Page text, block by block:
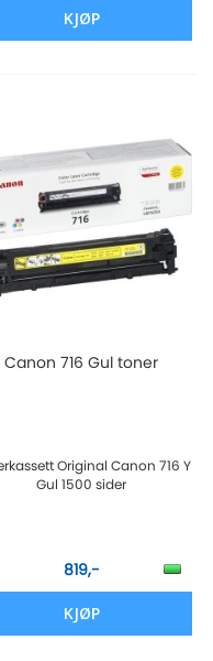
KJØP
Canon 716 Gul toner
Original Canon 716 Y
Gul 1500 sider
819,-
KJØP